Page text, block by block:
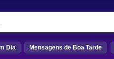
Dia Mensagens de Boa Tarde